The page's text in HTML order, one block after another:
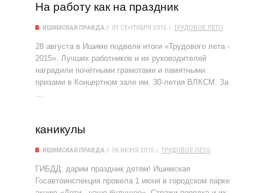
На работу как на праздник
ИШИМСКАЯ ПРАВДА 01 СЕНТЯБРЯ 2015 ТРУДОВОЕ ЛЕТО
28 августа в Ишиме подвели итоги «Трудового лета -
2015». Лучших работников и их руководителей
наградили почётными грамотами и памятными
призами в Концертном зале им. 30-летия ВЛКСМ. За
…
каникулы
ИШИМСКАЯ ПРАВДА 06 ИЮНЯ 2015 ТРУДОВОЕ ЛЕТО
ГИБДД: дарим праздник детям! Ишимская
Госавтоинспекция провела 1 июня в городском парке